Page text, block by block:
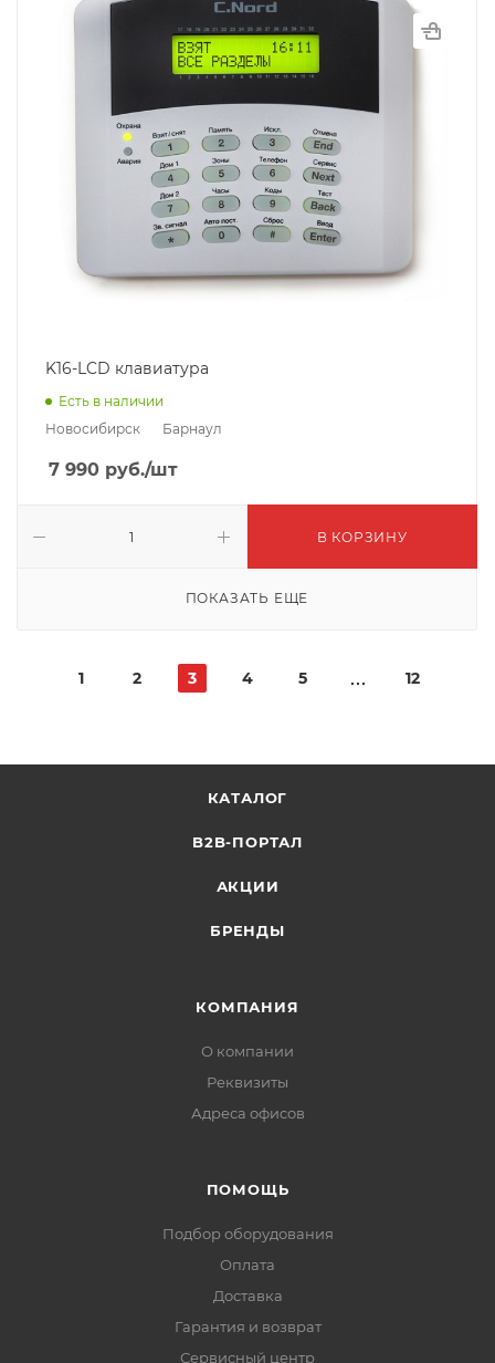
K16-LCD клавиатура
Есть в наличии
Новосибирск
Барнаул
7 990 руб./шт
В КОРЗИНУ
ПОКАЗАТЬ ЕЩЕ
1 2 3 4 5 12
КАТАЛОГ
B2B-ПОРТАЛ
АКЦИИ
БРЕНДЫ
КОМПАНИЯ
О компании
Реквизиты
Адреса офисов
ПОМОЩЬ
Подбор оборудования
Оплата
Доставка
Гарантия и возврат
Сервисный центр